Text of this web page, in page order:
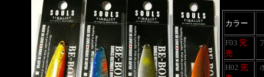
カラー
F03 完
売
H02 完